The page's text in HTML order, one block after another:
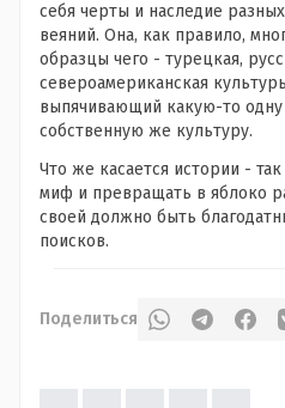
себя черты и наследие
веяний. Она, как правило,
образцы чего - турецкая,
североамериканская
выпячивающий какую-то
собственную же культуру.
Что же касается истории -
миф и превращать в яблоко
своей должно быть
поисков.
Поделиться